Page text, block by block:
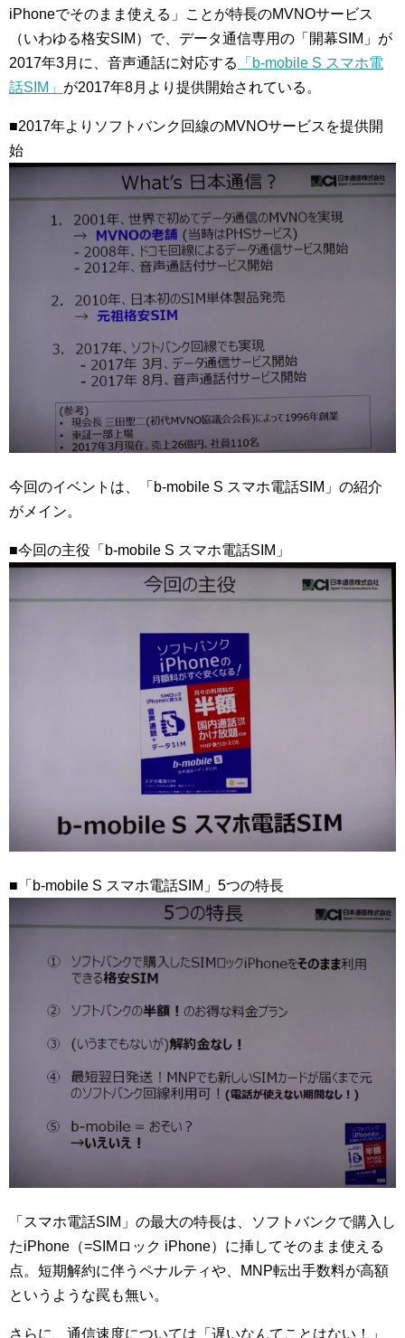
iPhoneでそのまま使える」ことが特長のMVNOサービス
（いわゆる格安SIM）で、データ通信専用の「開幕SIM」が
2017年3月に、音声通話に対応する
「b-mobile S スマホ電
話SIM」 が2017年8月より提供開始されている。
■2017年よりソフトバンク回線のMVNOサービスを提供開
始
今回のイベントは、「b-mobile S スマホ電話SIM」の紹介
がメイン。
■今回の主役「b-mobile S スマホ電話SIM」
■「b-mobile S スマホ電話SIM」5つの特長
「スマホ電話SIM」の最大の特長は、ソフトバンクで購入し
たiPhone（=SIMロック iPhone）に挿してそのまま使える
点。短期解約に伴うペナルティや、MNP転出手数料が高額
というような罠も無い。
さらに、通信速度については「遅いなんてことはない！」